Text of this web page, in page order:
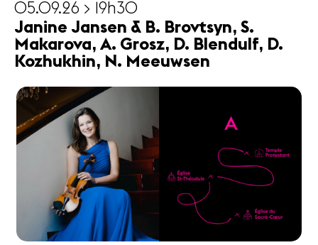
05.09.26 > 19h30
Janine Jansen & B. Brovtsyn, S.
Makarova, A. Grosz, D. Blendulf, D.
Kozhukhin, N. Meeuwsen